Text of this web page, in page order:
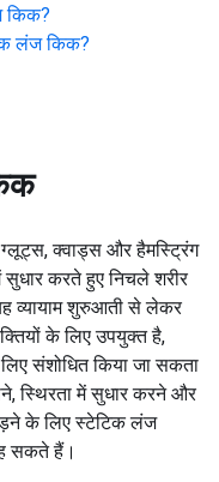
किक?
लंज किक?
क्वाड्स और हैमस्ट्रिंग
करते हुए निचले शरीर
व्यायाम शुरुआती से लेकर
के लिए उपयुक्त है,
संशोधित किया जा सकता
स्थिरता में सुधार करने और
के लिए स्टेटिक लंज
सकते हैं।